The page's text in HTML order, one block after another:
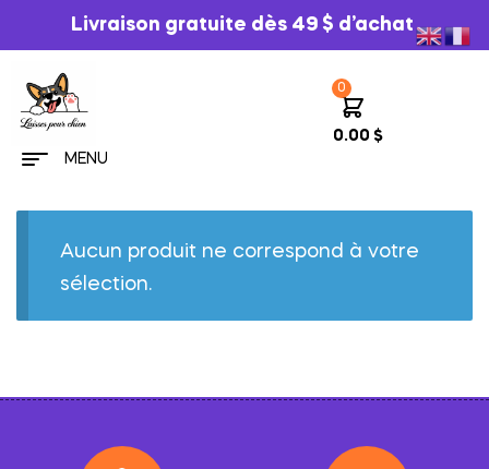
Livraison gratuite dès 49 $ d’achat
MENU
0
0.00$
Aucun produit ne correspond à votre
sélection.